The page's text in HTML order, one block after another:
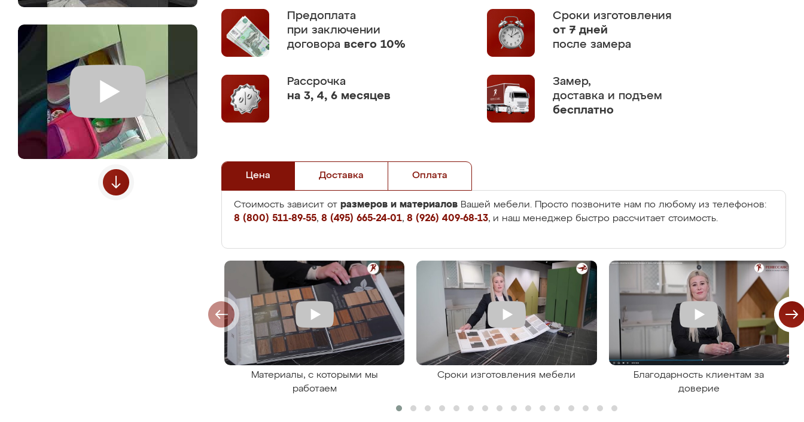
Предоплата
при заключении
договора всего 10%
Сроки изготовления
от 7 дней
после замера
Рассрочка
на 3, 4, 6 месяцев
Замер,
доставка и подъем
бесплатно
Цена Доставка Оплата
Стоимость зависит от размеров и материалов Вашей мебели. Просто позвоните нам по любому из телефонов:
8 (800) 511-89-55, 8 (495) 665-24-01, 8 (926) 409-68-13, и наш менеджер быстро рассчитает стоимость.
Материалы, с которыми мы
работаем
Сроки изготовления мебели
Благодарность клиентам за
доверие